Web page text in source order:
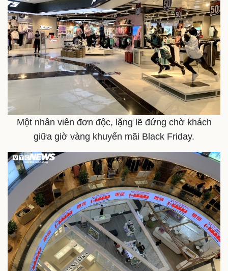
Bóng đá
Lịch thi đấu bóng đá
Thế giới thể thao
eSports
Hậu trường
Ô tô
Xe máy
Tư vấn
Một nhân viên đơn độc, lặng lẽ đứng chờ khách
giữa giờ vàng khuyến mãi Black Friday.